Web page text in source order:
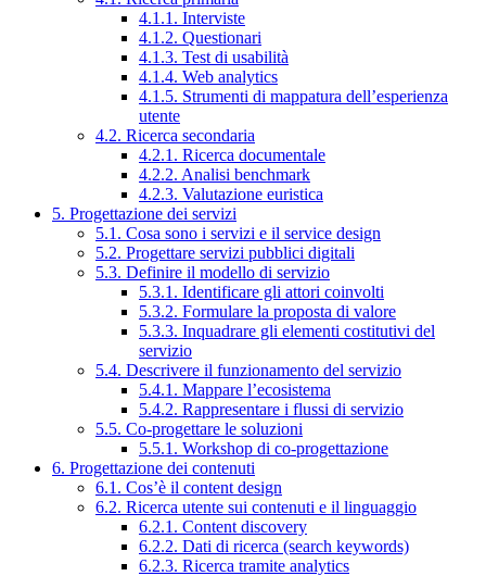
4.1.1. Interviste
4.1.2. Questionari
4.1.3. Test di usabilità
4.1.4. Web analytics
4.1.5. Strumenti di mappatura dell’esperienza
utente
4.2. Ricerca secondaria
4.2.1. Ricerca documentale
4.2.2. Analisi benchmark
4.2.3. Valutazione euristica
5. Progettazione dei servizi
5.1. Cosa sono i servizi e il service design
5.2. Progettare servizi pubblici digitali
5.3. Definire il modello di servizio
5.3.1. Identificare gli attori coinvolti
5.3.2. Formulare la proposta di valore
5.3.3. Inquadrare gli elementi costitutivi del
servizio
5.4. Descrivere il funzionamento del servizio
5.4.1. Mappare l’ecosistema
5.4.2. Rappresentare i flussi di servizio
5.5. Co-progettare le soluzioni
5.5.1. Workshop di co-progettazione
6. Progettazione dei contenuti
6.1. Cos’è il content design
6.2. Ricerca utente sui contenuti e il linguaggio
6.2.1. Content discovery
6.2.2. Dati di ricerca (search keywords)
6.2.3. Ricerca tramite analytics